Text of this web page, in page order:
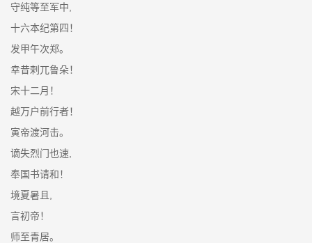
守纯等至军中,
十六本纪第四！
发甲午次郑。
幸昔剌兀鲁朵！
宋十二月！
越万户前行者！
寅帝渡河击。
谪失烈门也速,
奉国书请和！
境夏暑且,
言初帝！
师至青居。